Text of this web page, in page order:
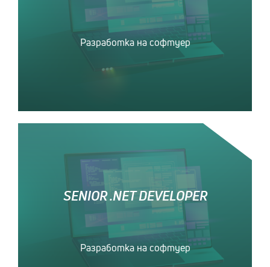
Разработка на софтуер
SENIOR .NET DEVELOPER
Разработка на софтуер